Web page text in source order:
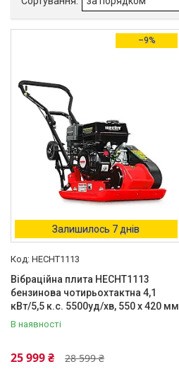
Наявність
Чехія
2
Тип двигуна
Бензиновий 2
Кількість циліндрів
Чотиритактний 2
Виробник
Hecht 2
–9%
Залишилось 7 днів
HECHT1113
Вібраційна плита HECHT1113
бензинова чотирьохтактна 4,1
кВт/5,5 к.с. 5500уд/хв, 550 x 420 мм
В наявності
28 599 ₴
25 999 ₴